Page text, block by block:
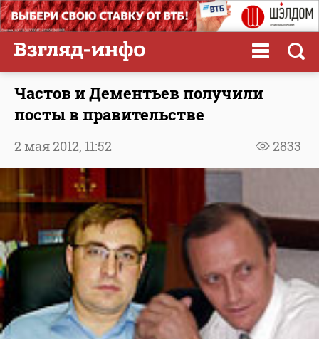
Частов и Дементьев получили
посты в правительстве
2833
2 мая 2012, 11:52